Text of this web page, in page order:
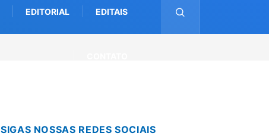
EDITORIAL EDITAIS
SIGAS NOSSAS REDES SOCIAIS